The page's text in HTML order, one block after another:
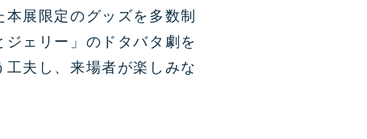
展限定のグッズを多数制
ェリー」のドタバタ劇を
夫し、来場者が楽しみな